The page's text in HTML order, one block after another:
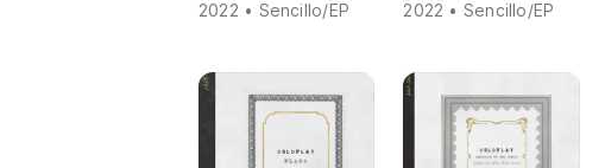
2022 • Sencillo/EP 2022 • Sencillo/EP